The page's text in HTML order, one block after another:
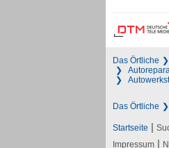
Das Örtliche
Das Örtliche
Startseite |
Impressum |